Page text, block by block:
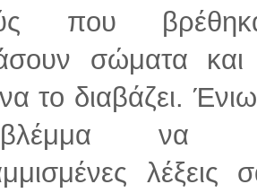
που
σώματα και
το διαβάζει.
να